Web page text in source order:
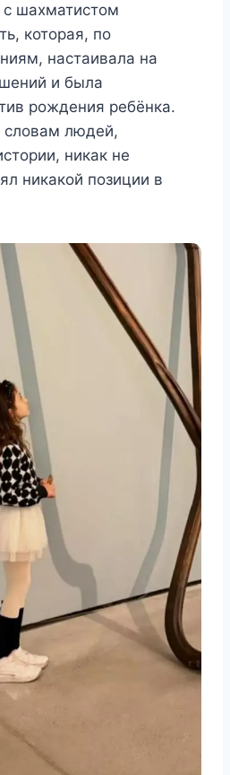
шахматистом
которая, по
настаивала на
и была
рождения ребёнка.
словам людей,
никак не
никакой позиции в